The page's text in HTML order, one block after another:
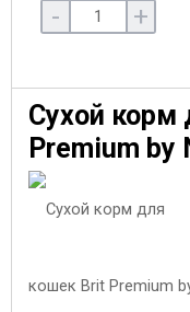
- +
Сухой корм
Premium by